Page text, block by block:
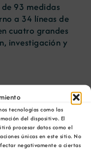
tecnologías como las
del dispositivo. El
procesar datos como el
únicas en este sitio. No
negativamente a ciertas
93 medidas
a 34 líneas de
cuatro grandes
investigación y